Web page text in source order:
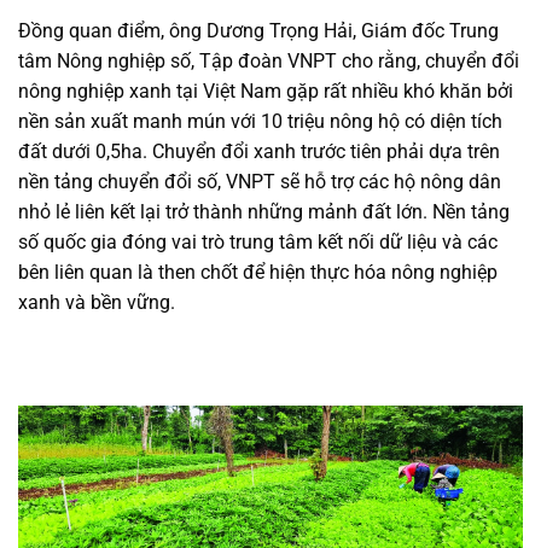
Đồng quan điểm, ông Dương Trọng Hải, Giám đốc Trung
tâm Nông nghiệp số, Tập đoàn VNPT cho rằng, chuyển đổi
nông nghiệp xanh tại Việt Nam gặp rất nhiều khó khăn bởi
nền sản xuất manh mún với 10 triệu nông hộ có diện tích
đất dưới 0,5ha. Chuyển đổi xanh trước tiên phải dựa trên
nền tảng chuyển đổi số, VNPT sẽ hỗ trợ các hộ nông dân
nhỏ lẻ liên kết lại trở thành những mảnh đất lớn. Nền tảng
số quốc gia đóng vai trò trung tâm kết nối dữ liệu và các
bên liên quan là then chốt để hiện thực hóa nông nghiệp
xanh và bền vững.